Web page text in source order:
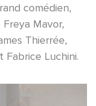
comédien,
Mavor,
Thierrée,
Fabrice Luchini.